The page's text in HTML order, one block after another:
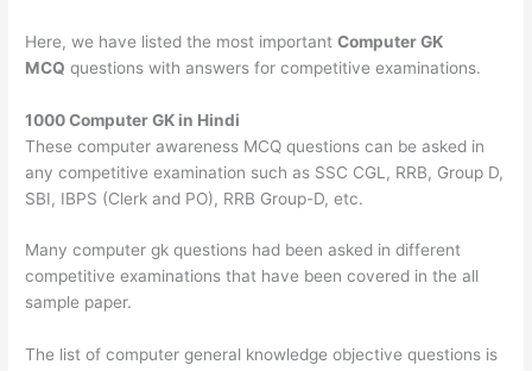
Here, we have listed the most importantComputer GK
MCQ questions with answers for competitive examinations.
1000 Computer GK in Hindi
These computer awareness MCQ questions can be asked in
any competitive examination such as SSC CGL, RRB, Group D,
SBI, IBPS (Clerk and PO), RRB Group-D, etc.
Many computer gk questions had been asked in different
competitive examinations that have been covered in the all
sample paper.
The list of computer general knowledge objective questions is